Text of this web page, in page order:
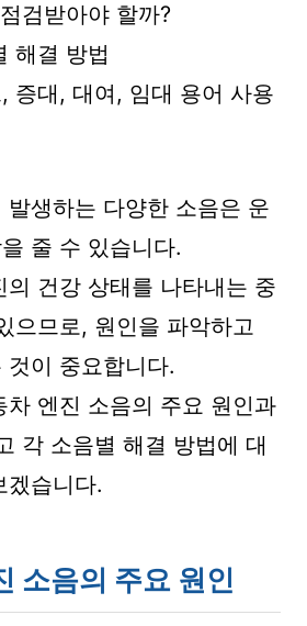
검받아야 할까?
해결 방법
증대, 대여, 임대 용어 사용
발생하는 다양한 소음은 운
줄 수 있습니다.
의 건강 상태를 나타내는 중
으므로, 원인을 파악하고
이 중요합니다.
차 엔진 소음의 주요 원인과
각 소음별 해결 방법에 대
겠습니다.
소음의 주요 원인